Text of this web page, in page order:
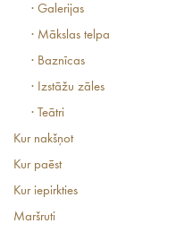
· Galerijas
· Mākslas telpa
· Baznīcas
· Izstāžu zāles
· Teātri
Kur nakšņot
Kur paēst
Kur iepirkties
Maršruti